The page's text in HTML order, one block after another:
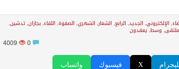
, الإلكتروني, الجديد, الرابع, الشعار, الشهري, الصفوة, اللقاء,بجازان,تدشين,
ملتقى, وسط,يعقدون
0
4009
واتساب فيسبوك X